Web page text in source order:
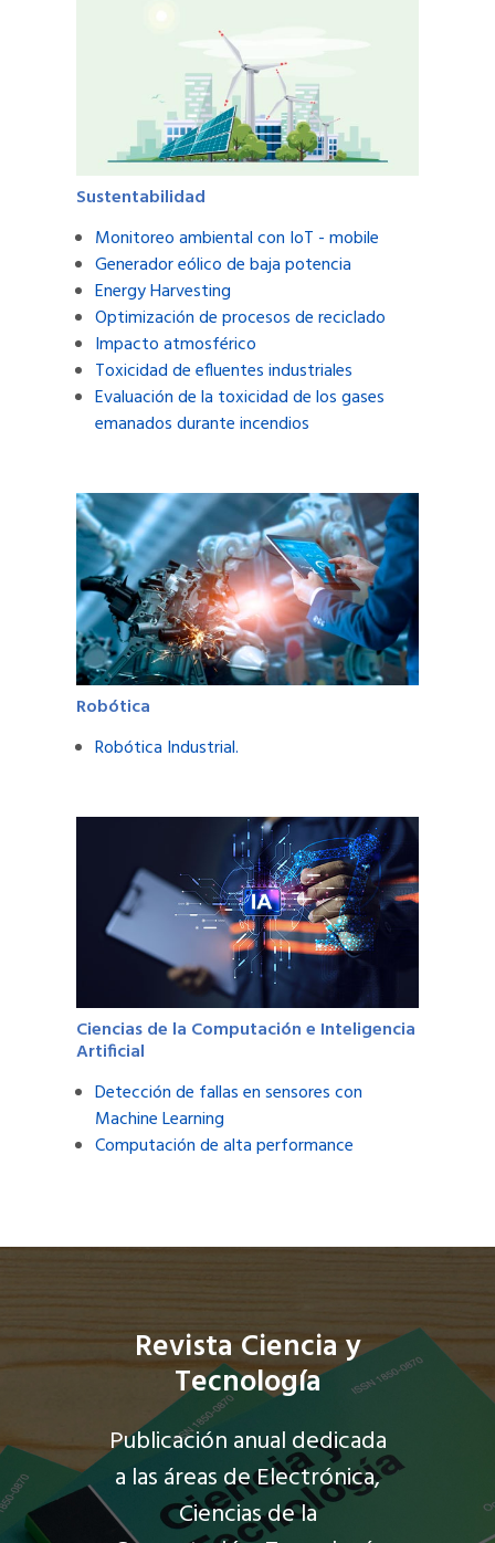
Sustentabilidad
Monitoreo ambiental con IoT - mobile
Generador eólico de baja potencia
Energy Harvesting
Optimización de procesos de reciclado
Impacto atmosférico
Toxicidad de efluentes industriales
Evaluación de la toxicidad de los gases
emanados durante incendios
Robótica
Robótica Industrial.
Ciencias de la Computación e Inteligencia
Artificial
Detección de fallas en sensores con
Machine Learning
Computación de alta performance
Revista Ciencia y
Tecnología
Publicación anual dedicada
a las áreas de Electrónica,
Ciencias de la